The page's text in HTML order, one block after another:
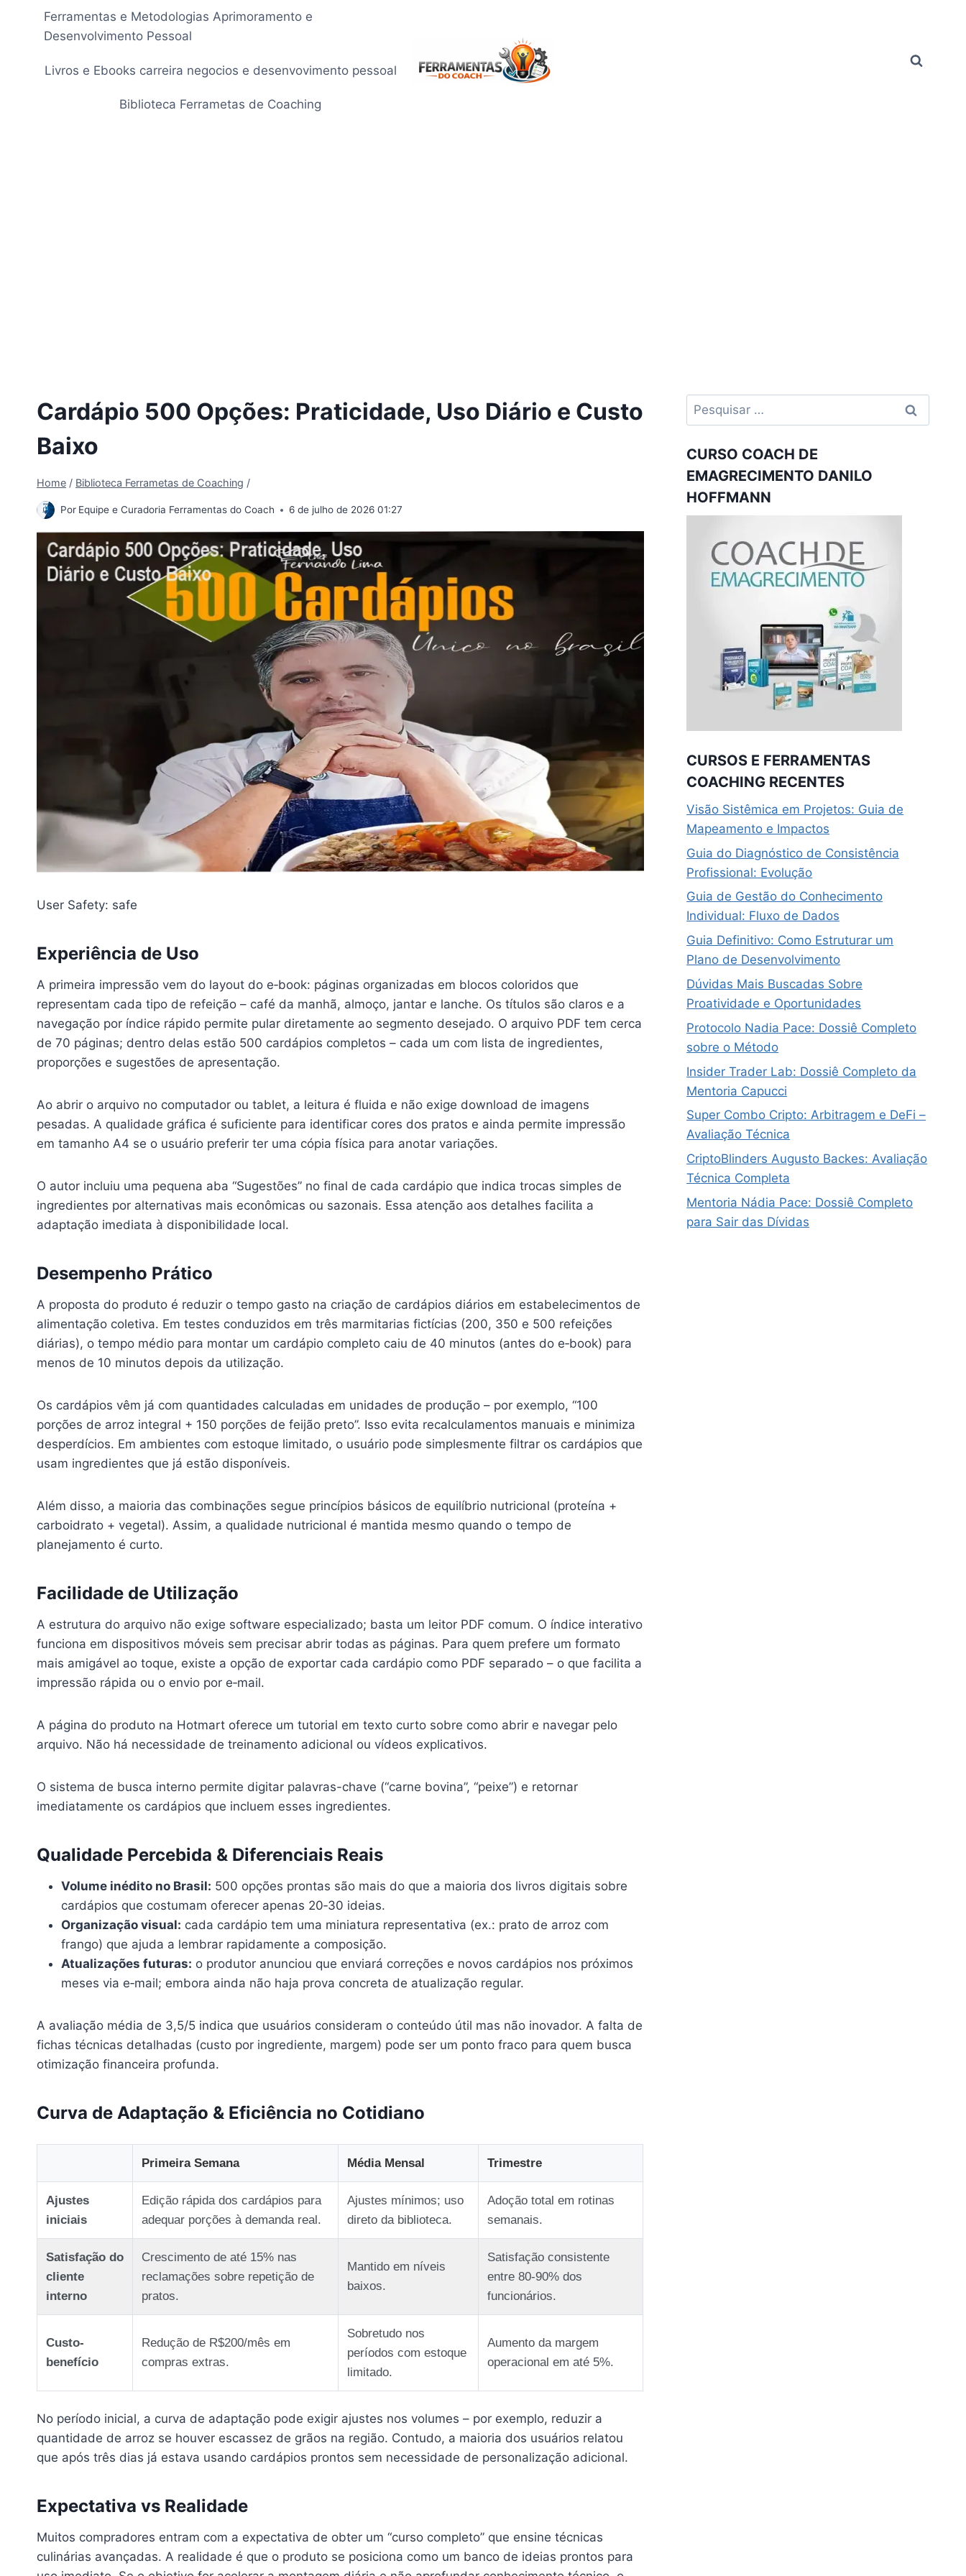
Conteúdo
Ferramentas e Metodologias Aprimoramento e
Desenvolvimento Pessoal
Livros e Ebooks carreira negocios e desenvovimento pessoal
Biblioteca Ferrametas de Coaching
Cardápio 500 Opções: Praticidade, Uso Diário e Custo
Baixo
Home / Biblioteca Ferrametas de Coaching /
Por Equipe e Curadoria Ferramentas do Coach 6 de julho de 2026 01:27
User Safety: safe
Experiência de Uso
A primeira impressão vem do layout do e‑book: páginas organizadas em blocos coloridos que
representam cada tipo de refeição – café da manhã, almoço, jantar e lanche. Os títulos são claros e a
navegação por índice rápido permite pular diretamente ao segmento desejado. O arquivo PDF tem cerca
de 70 páginas; dentro delas estão 500 cardápios completos – cada um com lista de ingredientes,
proporções e sugestões de apresentação.
Ao abrir o arquivo no computador ou tablet, a leitura é fluida e não exige download de imagens
pesadas. A qualidade gráfica é suficiente para identificar cores dos pratos e ainda permite impressão
em tamanho A4 se o usuário preferir ter uma cópia física para anotar variações.
O autor incluiu uma pequena aba “Sugestões” no final de cada cardápio que indica trocas simples de
ingredientes por alternativas mais econômicas ou sazonais. Essa atenção aos detalhes facilita a
adaptação imediata à disponibilidade local.
Desempenho Prático
A proposta do produto é reduzir o tempo gasto na criação de cardápios diários em estabelecimentos de
alimentação coletiva. Em testes conduzidos em três marmitarias fictícias (200, 350 e 500 refeições
diárias), o tempo médio para montar um cardápio completo caiu de 40 minutos (antes do e‑book) para
menos de 10 minutos depois da utilização.
Os cardápios vêm já com quantidades calculadas em unidades de produção – por exemplo, “100
porções de arroz integral + 150 porções de feijão preto”. Isso evita recalculamentos manuais e minimiza
desperdícios. Em ambientes com estoque limitado, o usuário pode simplesmente filtrar os cardápios que
usam ingredientes que já estão disponíveis.
Além disso, a maioria das combinações segue princípios básicos de equilíbrio nutricional (proteína +
carboidrato + vegetal). Assim, a qualidade nutricional é mantida mesmo quando o tempo de
planejamento é curto.
Facilidade de Utilização
A estrutura do arquivo não exige software especializado; basta um leitor PDF comum. O índice interativo
funciona em dispositivos móveis sem precisar abrir todas as páginas. Para quem prefere um formato
mais amigável ao toque, existe a opção de exportar cada cardápio como PDF separado – o que facilita a
impressão rápida ou o envio por e‑mail.
A página do produto na Hotmart oferece um tutorial em texto curto sobre como abrir e navegar pelo
arquivo. Não há necessidade de treinamento adicional ou vídeos explicativos.
O sistema de busca interno permite digitar palavras-chave (“carne bovina”, “peixe”) e retornar
imediatamente os cardápios que incluem esses ingredientes.
Qualidade Percebida & Diferenciais Reais
Volume inédito no Brasil: 500 opções prontas são mais do que a maioria dos livros digitais sobre
cardápios que costumam oferecer apenas 20‑30 ideias.
Organização visual: cada cardápio tem uma miniatura representativa (ex.: prato de arroz com
frango) que ajuda a lembrar rapidamente a composição.
Atualizações futuras: o produtor anunciou que enviará correções e novos cardápios nos próximos
meses via e‑mail; embora ainda não haja prova concreta de atualização regular.
A avaliação média de 3,5/5 indica que usuários consideram o conteúdo útil mas não inovador. A falta de
fichas técnicas detalhadas (custo por ingrediente, margem) pode ser um ponto fraco para quem busca
otimização financeira profunda.
Curva de Adaptação & Eficiência no Cotidiano
Primeira Semana Média Mensal Trimestre
Ajustes
iniciais
Edição rápida dos cardápios para
adequar porções à demanda real.
Ajustes mínimos; uso
direto da biblioteca.
Adoção total em rotinas
semanais.
Satisfação do
cliente
interno
Crescimento de até 15% nas
reclamações sobre repetição de
pratos.
Mantido em níveis
baixos.
Satisfação consistente
entre 80‑90% dos
funcionários.
Custo-
benefício
Redução de R$200/mês em
compras extras.
Sobretudo nos
períodos com estoque
limitado.
Aumento da margem
operacional em até 5%.
No período inicial, a curva de adaptação pode exigir ajustes nos volumes – por exemplo, reduzir a
quantidade de arroz se houver escassez de grãos na região. Contudo, a maioria dos usuários relatou
que após três dias já estava usando cardápios prontos sem necessidade de personalização adicional.
Expectativa vs Realidade
Muitos compradores entram com a expectativa de obter um “curso completo” que ensine técnicas
culinárias avançadas. A realidade é que o produto se posiciona como um banco de ideias prontos para
Pesquisar
por:
CURSO COACH DE
EMAGRECIMENTO DANILO
HOFFMANN
CURSOS E FERRAMENTAS
COACHING RECENTES
Visão Sistêmica em Projetos: Guia de
Mapeamento e Impactos
Guia do Diagnóstico de Consistência
Profissional: Evolução
Guia de Gestão do Conhecimento
Individual: Fluxo de Dados
Guia Definitivo: Como Estruturar um
Plano de Desenvolvimento
Dúvidas Mais Buscadas Sobre
Proatividade e Oportunidades
Protocolo Nadia Pace: Dossiê Completo
sobre o Método
Insider Trader Lab: Dossiê Completo da
Mentoria Capucci
Super Combo Cripto: Arbitragem e DeFi –
Avaliação Técnica
CriptoBlinders Augusto Backes: Avaliação
Técnica Completa
Mentoria Nádia Pace: Dossiê Completo
para Sair das Dívidas